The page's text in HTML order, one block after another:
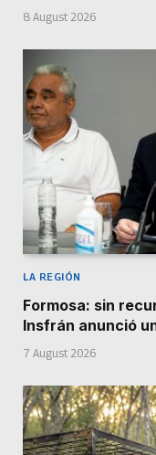
8 August 2026
LA REGIÓN
Formosa: sin
Insfrán anunció
7 August 2026